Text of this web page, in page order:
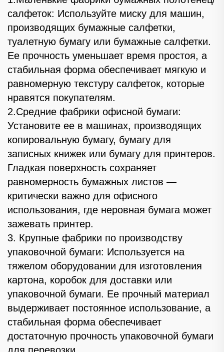
салфеток: Используйте миску для машин,
производящих бумажные салфетки,
туалетную бумагу или бумажные салфетки.
Ее прочность уменьшает время простоя, а
стабильная форма обеспечивает мягкую и
равномерную текстуру салфеток, которые
нравятся покупателям.
2.Средние фабрики офисной бумаги:
Установите ее в машинах, производящих
копировальную бумагу, бумагу для
записных книжек или бумагу для принтеров.
Гладкая поверхность сохраняет
равномерность бумажных листов —
критически важно для офисного
использования, где неровная бумага может
зажевать принтер.
3. Крупные фабрики по производству
упаковочной бумаги: Используется на
тяжелом оборудовании для изготовления
картона, коробок для доставки или
упаковочной бумаги. Ее прочный материал
выдерживает постоянное использование, а
стабильная форма обеспечивает
достаточную прочность упаковочной бумаги